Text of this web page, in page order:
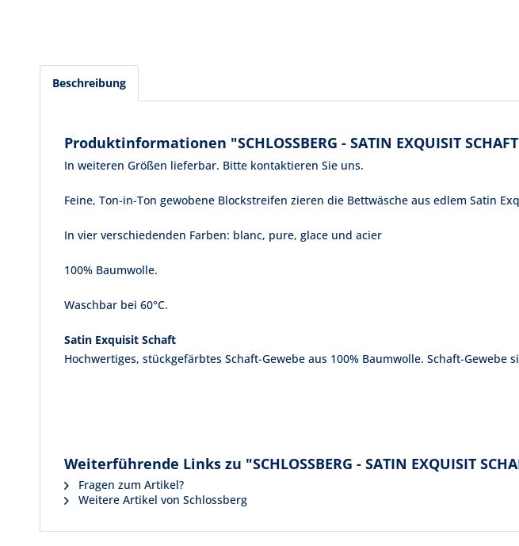
Beschreibung
Produktinformationen "SCHLOSSBERG - SATIN EXQUISIT SCHAFT
In weiteren Größen lieferbar. Bitte kontaktieren Sie uns.
Feine, Ton-in-Ton gewobene Blockstreifen zieren die Bettwäsche aus edlem Satin
In vier verschiedenden Farben: blanc, pure, glace und acier
100% Baumwolle.
Waschbar bei 60°C.
Satin Exquisit Schaft
Hochwertiges, stückgefärbtes Schaft-Gewebe aus 100% Baumwolle. Schaft-
Weiterführende Links zu "SCHLOSSBERG - SATIN EXQUISIT
Fragen zum Artikel?
Weitere Artikel von Schlossberg